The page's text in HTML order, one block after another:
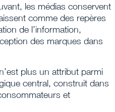
les médias conservent
comme des repères
de l’information,
des marques dans
plus un attribut parmi
central, construit dans
et